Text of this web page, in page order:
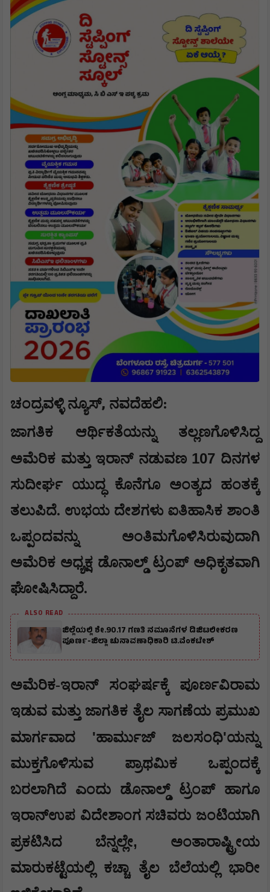
ಚಂದ್ರವಳ್ಳಿ ನ್ಯೂಸ್, ನವದೆಹಲಿ:
ಜಾಗತಿಕ ಆರ್ಥಿಕತೆಯನ್ನು ತಲ್ಲಣಗೊಳಿಸಿದ್ದ
ಅಮೆರಿಕ ಮತ್ತು ಇರಾನ್ ನಡುವಣ 107 ದಿನಗಳ
ಸುದೀರ್ಘ ಯುದ್ಧ ಕೊನೆಗೂ ಅಂತ್ಯದ ಹಂತಕ್ಕೆ
ತಲುಪಿದೆ. ಉಭಯ ದೇಶಗಳು ಐತಿಹಾಸಿಕ ಶಾಂತಿ
ಒಪ್ಪಂದವನ್ನು ಅಂತಿಮಗೊಳಿಸಿರುವುದಾಗಿ
ಅಮೆರಿಕ ಅಧ್ಯಕ್ಷ ಡೊನಾಲ್ಡ್ ಟ್ರಂಪ್ ಅಧಿಕೃತವಾಗಿ
ಘೋಷಿಸಿದ್ದಾರೆ.
ALSO READ
ಜಿಲ್ಲೆಯಲ್ಲಿ ಶೇ.90.17 ಗಣತಿ ನಮೂನೆಗಳ ಡಿಜಿಟಲೀಕರಣ
ಪೂರ್ಣ-ಜಿಲ್ಲಾ ಚುನಾವಣಾಧಿಕಾರಿ ಟಿ.ವೆಂಕಟೇಶ್
ಅಮೆರಿಕ-ಇರಾನ್ ಸಂಘರ್ಷಕ್ಕೆ ಪೂರ್ಣವಿರಾಮ
ಇಡುವ ಮತ್ತು ಜಾಗತಿಕ ತೈಲ ಸಾಗಣೆಯ ಪ್ರಮುಖ
ಮಾರ್ಗವಾದ 'ಹಾರ್ಮುಜ್ ಜಲಸಂಧಿ'ಯನ್ನು
ಮುಕ್ತಗೊಳಿಸುವ ಪ್ರಾಥಮಿಕ ಒಪ್ಪಂದಕ್ಕೆ
ಬರಲಾಗಿದೆ ಎಂದು ಡೊನಾಲ್ಡ್ ಟ್ರಂಪ್ ಹಾಗೂ
ಇರಾನ್‌ಉಪ ವಿದೇಶಾಂಗ ಸಚಿವರು ಜಂಟಿಯಾಗಿ
ಪ್ರಕಟಿಸಿದ ಬೆನ್ನಲ್ಲೇ, ಅಂತಾರಾಷ್ಟ್ರೀಯ
ಮಾರುಕಟ್ಟೆಯಲ್ಲಿ ಕಚ್ಚಾ ತೈಲ ಬೆಲೆಯಲ್ಲಿ ಭಾರೀ